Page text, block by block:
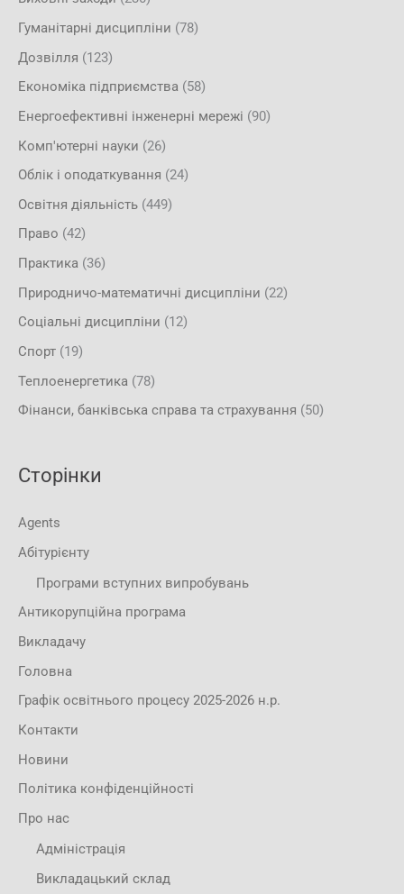
Гуманітарні дисципліни (78)
Дозвілля (123)
Економіка підприємства (58)
Енергоефективні інженерні мережі (90)
Комп'ютерні науки (26)
Облік і оподаткування (24)
Освітня діяльність (449)
Право (42)
Практика (36)
Природничо-математичні дисципліни (22)
Соціальні дисципліни (12)
Спорт (19)
Теплоенергетика (78)
Фінанси, банківська справа та страхування (50)
Сторінки
Agents
Абітурієнту
Програми вступних випробувань
Антикорупційна програма
Викладачу
Головна
Графік освітнього процесу 2025-2026 н.р.
Контакти
Новини
Політика конфіденційності
Про нас
Адміністрація
Викладацький склад